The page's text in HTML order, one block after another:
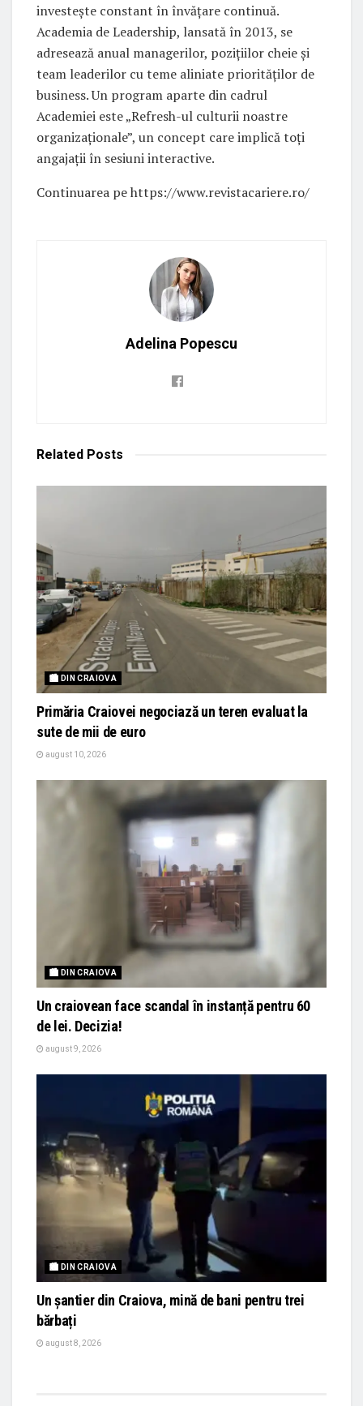
investește constant în învățare continuă.
Academia de Leadership, lansată în 2013, se
adresează anual managerilor, pozițiilor cheie și
team leaderilor cu teme aliniate priorităților de
business. Un program aparte din cadrul
Academiei este „Refresh-ul culturii noastre
organizaționale”, un concept care implică toți
angajații în sesiuni interactive.
Continuarea pe https://www.revistacariere.ro/
Adelina Popescu
Related Posts
🏙 DIN CRAIOVA
Primăria Craiovei negociază un teren evaluat la
sute de mii de euro
august 10, 2026
🏙 DIN CRAIOVA
Un craiovean face scandal în instanță pentru 60
de lei. Decizia!
august 9, 2026
🏙 DIN CRAIOVA
Un șantier din Craiova, mină de bani pentru trei
bărbați
august 8, 2026